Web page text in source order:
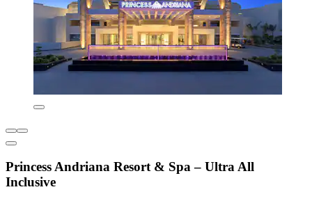
Princess Andriana Resort & Spa – Ultra All
Inclusive